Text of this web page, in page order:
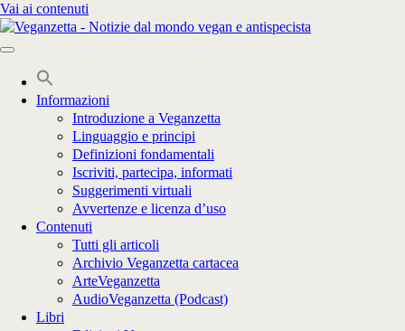
Vai ai contenuti
Informazioni
Introduzione a Veganzetta
Linguaggio e principi
Definizioni fondamentali
Iscriviti, partecipa, informati
Suggerimenti virtuali
Avvertenze e licenza d’uso
Contenuti
Tutti gli articoli
Archivio Veganzetta cartacea
ArteVeganzetta
AudioVeganzetta (Podcast)
Libri